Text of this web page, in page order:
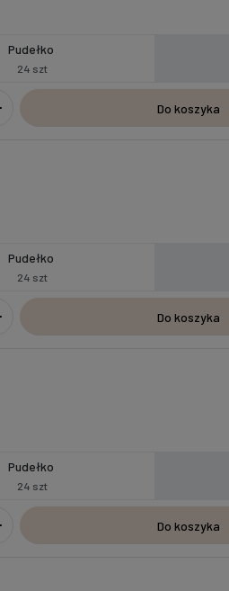
Pudełko
24 szt
Do koszyka
Pudełko
24 szt
Do koszyka
Pudełko
24 szt
Do koszyka